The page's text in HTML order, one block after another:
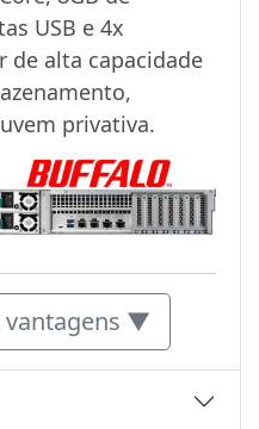
USB e 4x
de alta capacidade
privativa.
▼